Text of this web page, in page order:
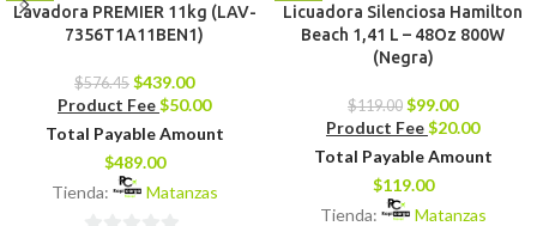
Lavadora PREMIER 11kg (LAV-
7356T1A11BEN1)
$576.45 $439.00
Product Fee$50.00
Total Payable Amount
$489.00
Tienda:
Matanzas
Licuadora Silenciosa Hamilton
Beach 1,41 L – 48Oz 800W
(Negra)
$119.00 $99.00
Product Fee$20.00
Total Payable Amount
$119.00
Tienda:
Matanzas